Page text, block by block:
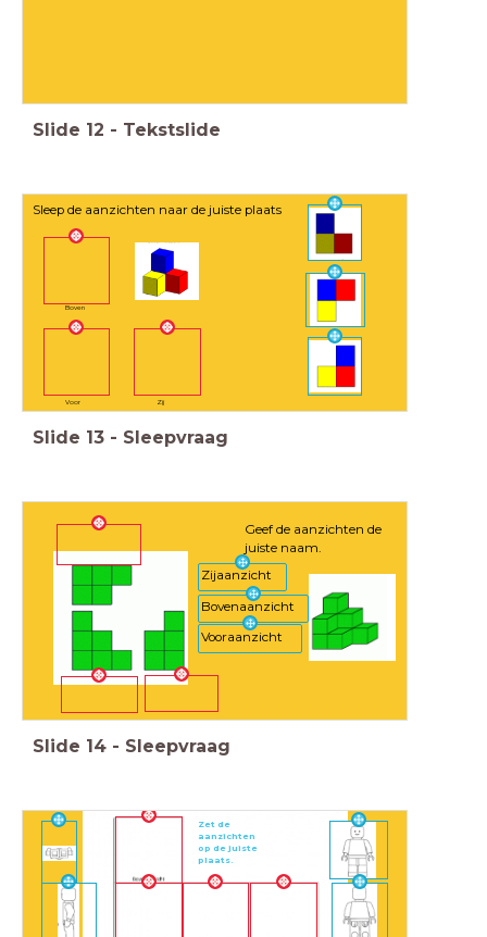
Slide 12 - Tekstslide
Sleep de aanzichten naar de juiste plaats
Boven
Voor Zij
Slide 13 - Sleepvraag
Geef de aanzichten de
juiste naam.
Zijaanzicht
Bovenaanzicht
Vooraanzicht
Slide 14 - Sleepvraag
Zet de
aanzichten
op de juiste
plaats.